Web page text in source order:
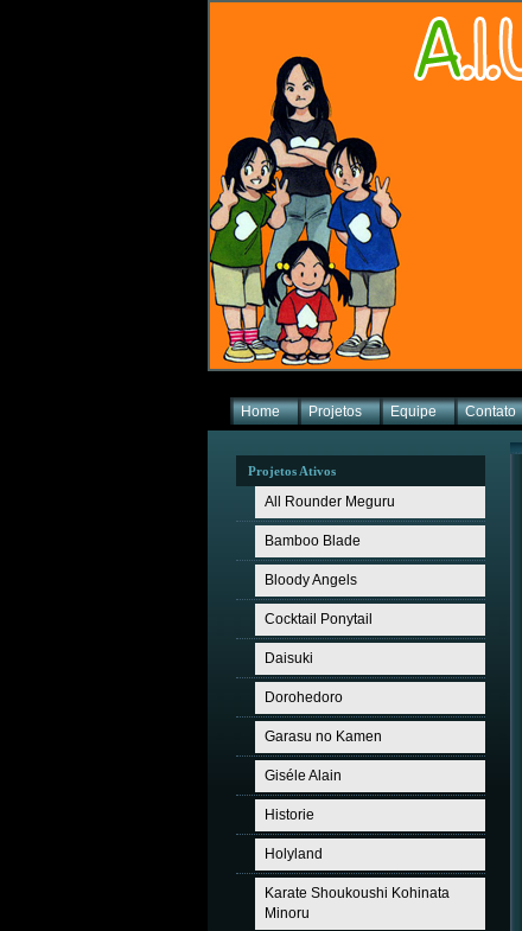
Home Projetos Equipe Contato
Projetos Ativos
All Rounder Meguru
Bamboo Blade
Bloody Angels
Cocktail Ponytail
Daisuki
Dorohedoro
Garasu no Kamen
Giséle Alain
Historie
Holyland
Karate Shoukoushi Kohinata
Minoru